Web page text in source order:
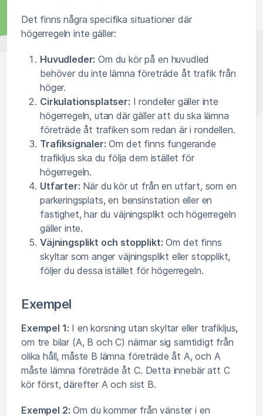
Det finns några specifika situationer där
högerregeln inte gäller:
Huvudleder: Om du kör på en huvudled
behöver du inte lämna företräde åt trafik från
höger.
Cirkulationsplatser: I rondeller gäller inte
högerregeln, utan där gäller att du ska lämna
företräde åt trafiken som redan är i rondellen.
Trafiksignaler: Om det finns fungerande
trafikljus ska du följa dem istället för
högerregeln.
Utfarter: När du kör ut från en utfart, som en
parkeringsplats, en bensinstation eller en
fastighet, har du väjningsplikt och högerregeln
gäller inte.
Väjningsplikt och stopplikt: Om det finns
skyltar som anger väjningsplikt eller stopplikt,
följer du dessa istället för högerregeln.
Exempel
Exempel 1: I en korsning utan skyltar eller trafikljus,
om tre bilar (A, B och C) närmar sig samtidigt från
olika håll, måste B lämna företräde åt A, och A
måste lämna företräde åt C. Detta innebär att C
kör först, därefter A och sist B.
Exempel 2: Om du kommer från vänster i en